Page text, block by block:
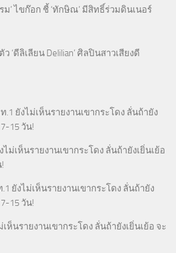
รม’ ไขก๊อก ชี้ ‘ทักษิณ’ มีสิทธิ์ร่วมดินเนอร์
ว ‘ดีลิเลียน Delilian’ ศิลปินสาวเสียงดี
.1 ยังไม่เห็นรายงานเขากระโดง ลั่นถ้ายัง
15 วัน!
ไม่เห็นรายงานเขากระโดง ลั่นถ้ายังเยิ่นเย้อ
ยังไม่เห็นรายงานเขากระโดง ลั่นถ้ายัง
15 วัน!
เห็นรายงานเขากระโดง ลั่นถ้ายังเยิ่นเย้อ จะ